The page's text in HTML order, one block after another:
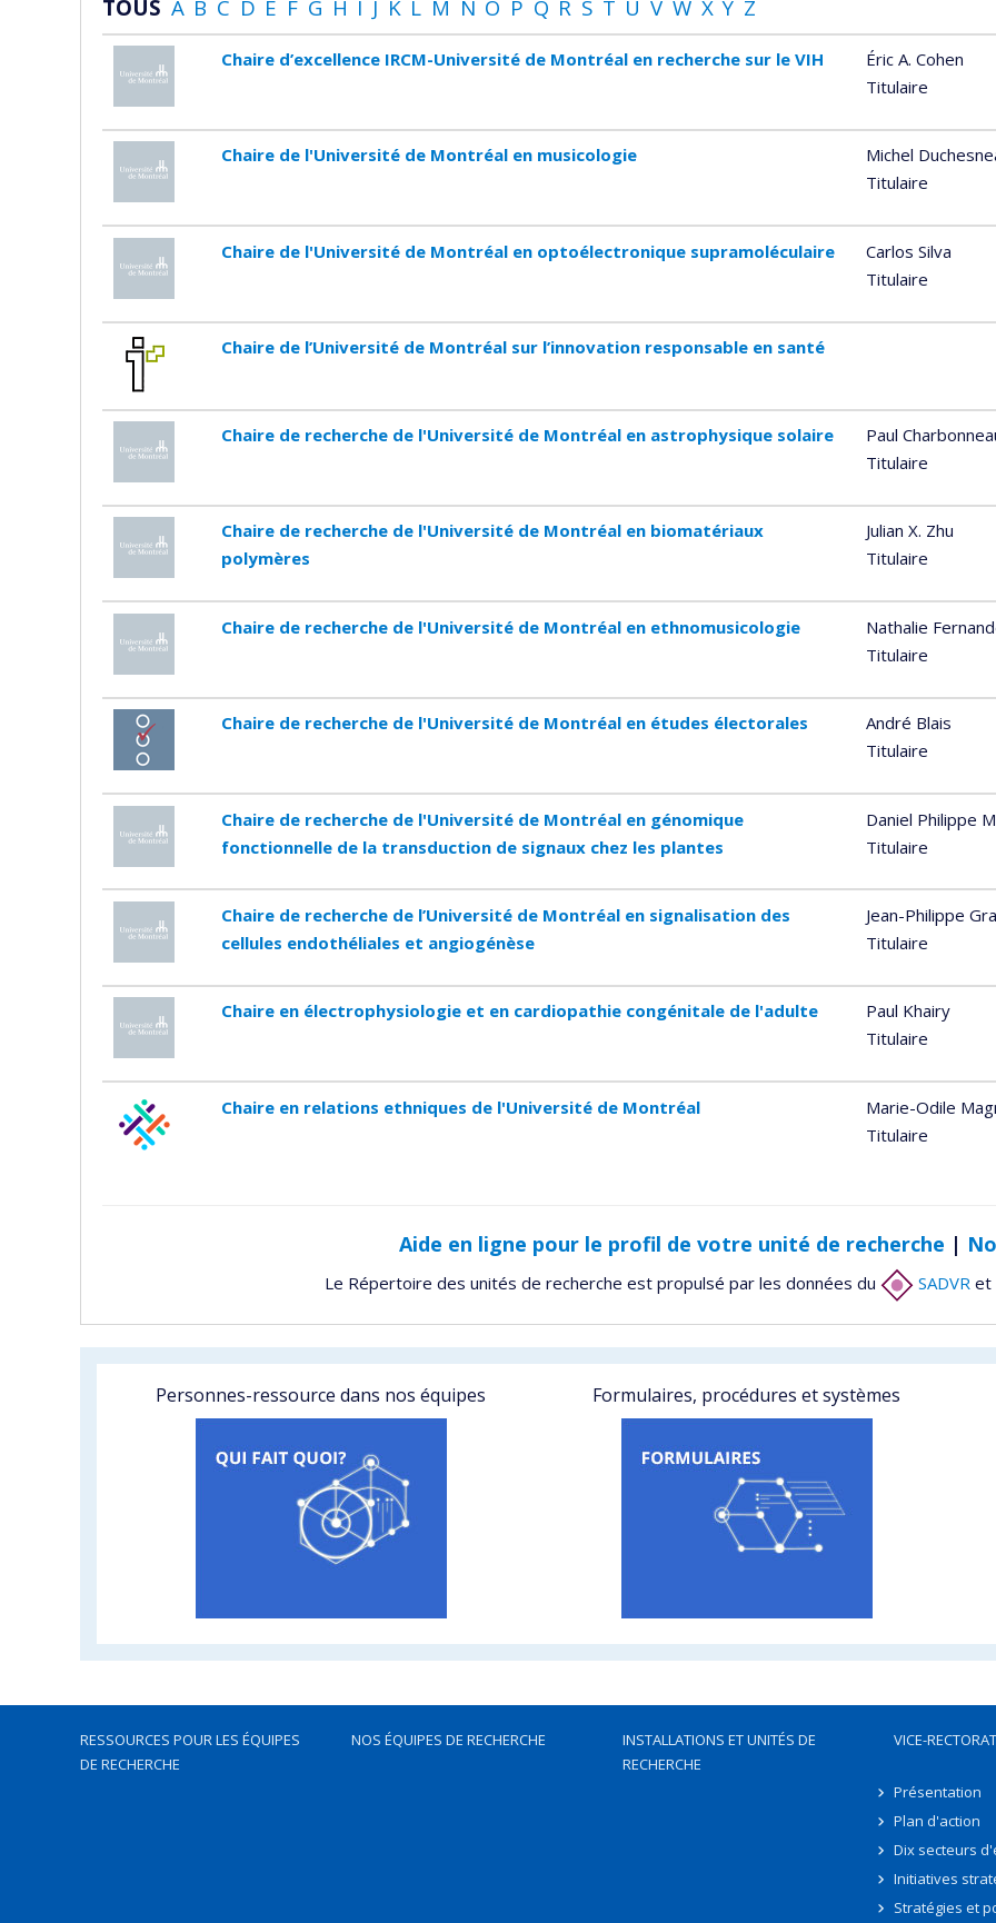
TOUS A B C D E F G H I J K L M N O P Q R S T U V W X Y Z
Chaire d’excellence IRCM-Université de Montréal en recherche sur le VIH
Éric A. Cohen
Titulaire
Chaire de l'Université de Montréal en musicologie
Michel
Titulaire
Chaire de l'Université de Montréal en optoélectronique supramoléculaire
Carlos Silva
Titulaire
Chaire de l’Université de Montréal sur l’innovation responsable en santé
Chaire de recherche de l'Université de Montréal en astrophysique solaire
Paul
Titulaire
Chaire de recherche de l'Université de Montréal en biomatériaux
polymères
Julian X. Zhu
Titulaire
Chaire de recherche de l'Université de Montréal en ethnomusicologie
Nathalie
Titulaire
Chaire de recherche de l'Université de Montréal en études électorales
André Blais
Titulaire
Chaire de recherche de l'Université de Montréal en génomique
fonctionnelle de la transduction de signaux chez les plantes
Daniel Philippe
Titulaire
Chaire de recherche de l’Université de Montréal en signalisation des
cellules endothéliales et angiogénèse
Jean-Philippe
Titulaire
Chaire en électrophysiologie et en cardiopathie congénitale de l'adulte
Paul Khairy
Titulaire
Chaire en relations ethniques de l'Université de Montréal
Marie-Odile
Titulaire
Aide en ligne pour le profil de votre unité de recherche |
Le Répertoire des unités de recherche est propulsé par les données du SADVRet
Personnes-ressource dans nos équipes Formulaires, procédures et systèmes
RESSOURCES POUR LES ÉQUIPES
DE RECHERCHE
NOS ÉQUIPES DE RECHERCHE
INSTALLATIONS ET UNITÉS DE
RECHERCHE
VICE-
Présentation
Plan d'action
Dix secteurs
Initiatives
Stratégies et